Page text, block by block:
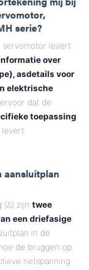
serie?
servomotor levert
over
asdetails voor
elektrische
dat de
toepassing
levert.
aansluitplan
(Δ) zijn twee
een driefasige
in de
de bruggen op
netspanning